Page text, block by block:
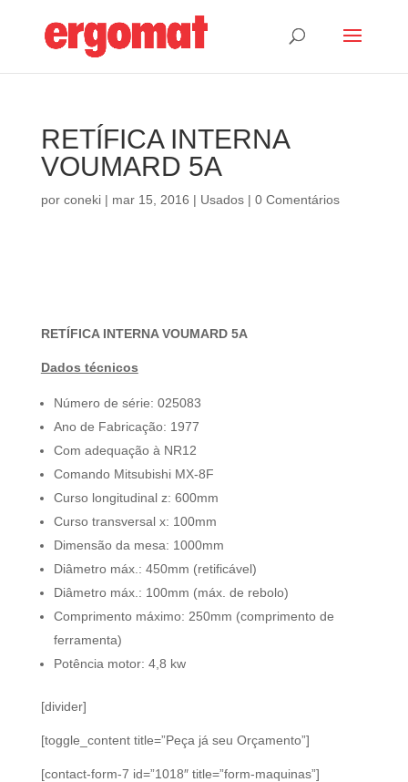
RETÍFICA INTERNA
VOUMARD 5A
por coneki| mar 15, 2016 | Usados| 0 Comentários
RETÍFICA INTERNA VOUMARD 5A
Dados técnicos
Número de série: 025083
Ano de Fabricação: 1977
Com adequação à NR12
Comando Mitsubishi MX-8F
Curso longitudinal z: 600mm
Curso transversal x: 100mm
Dimensão da mesa: 1000mm
Diâmetro máx.: 450mm (retificável)
Diâmetro máx.: 100mm (máx. de rebolo)
Comprimento máximo: 250mm (comprimento de
ferramenta)
Potência motor: 4,8 kw
[divider]
[toggle_content title=”Peça já seu Orçamento”]
[contact-form-7 id=”1018″ title=”form-maquinas”]